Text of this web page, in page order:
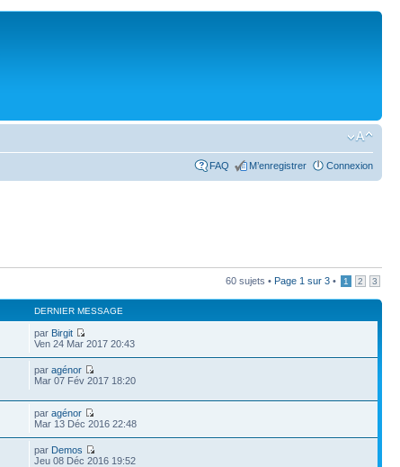
FAQ M’enregistrer Connexion
60 sujets • Page 1 sur 3 • 1 2 3
DERNIER MESSAGE
par Birgit
Ven 24 Mar 2017 20:43
paragénor
Mar 07 Fév 2017 18:20
paragénor
Mar 13 Déc 2016 22:48
par Demos
Jeu 08 Déc 2016 19:52